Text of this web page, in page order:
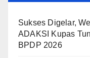
Sukses Digelar,
ADAKSI Kupas
BPDP 2026